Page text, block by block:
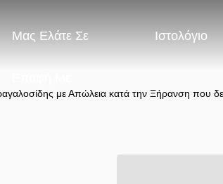
Μας Ελάτε Σε Ιστολόγιο
με Απώλεια κατά την Ξήρανση που